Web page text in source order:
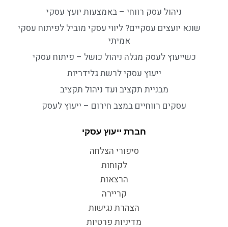
ניהול עסק רווחי – באמצעות יועץ עסקי
שונא יועצים עסקיים? ליווי עסקי מוביל לפיתוח עסקי
אמיתי
כשייעוץ לעסק מגלה ניהול כושל – פיתוח עסקי
ייעוץ עסקי לרשת גלידריות
מבניית תקציב ועד ניהול תקציב
עסקים רווחיים במצב חירום – ייעוץ לעסק
חברת ייעוץ עסקי
סיפורי הצלחה
לקוחות
הרצאות
קריירה
הצהרת נגישות
מדיניות פרטיות